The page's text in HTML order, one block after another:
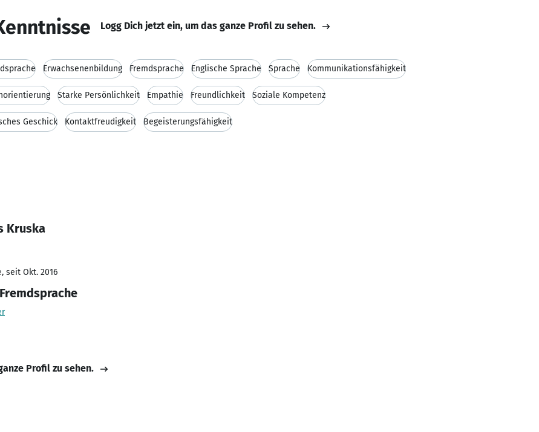
Logg Dich jetzt ein, um das ganze Profil zu sehen.
Erwachsenenbildung Fremdsprache Englische Sprache Sprache Kommunikationsfähigkeit
Starke Persönlichkeit Empathie Freundlichkeit Soziale Kompetenz
Geschick Kontaktfreudigkeit Begeisterungsfähigkeit
Kruska
seit Okt. 2016
Profil zu sehen.